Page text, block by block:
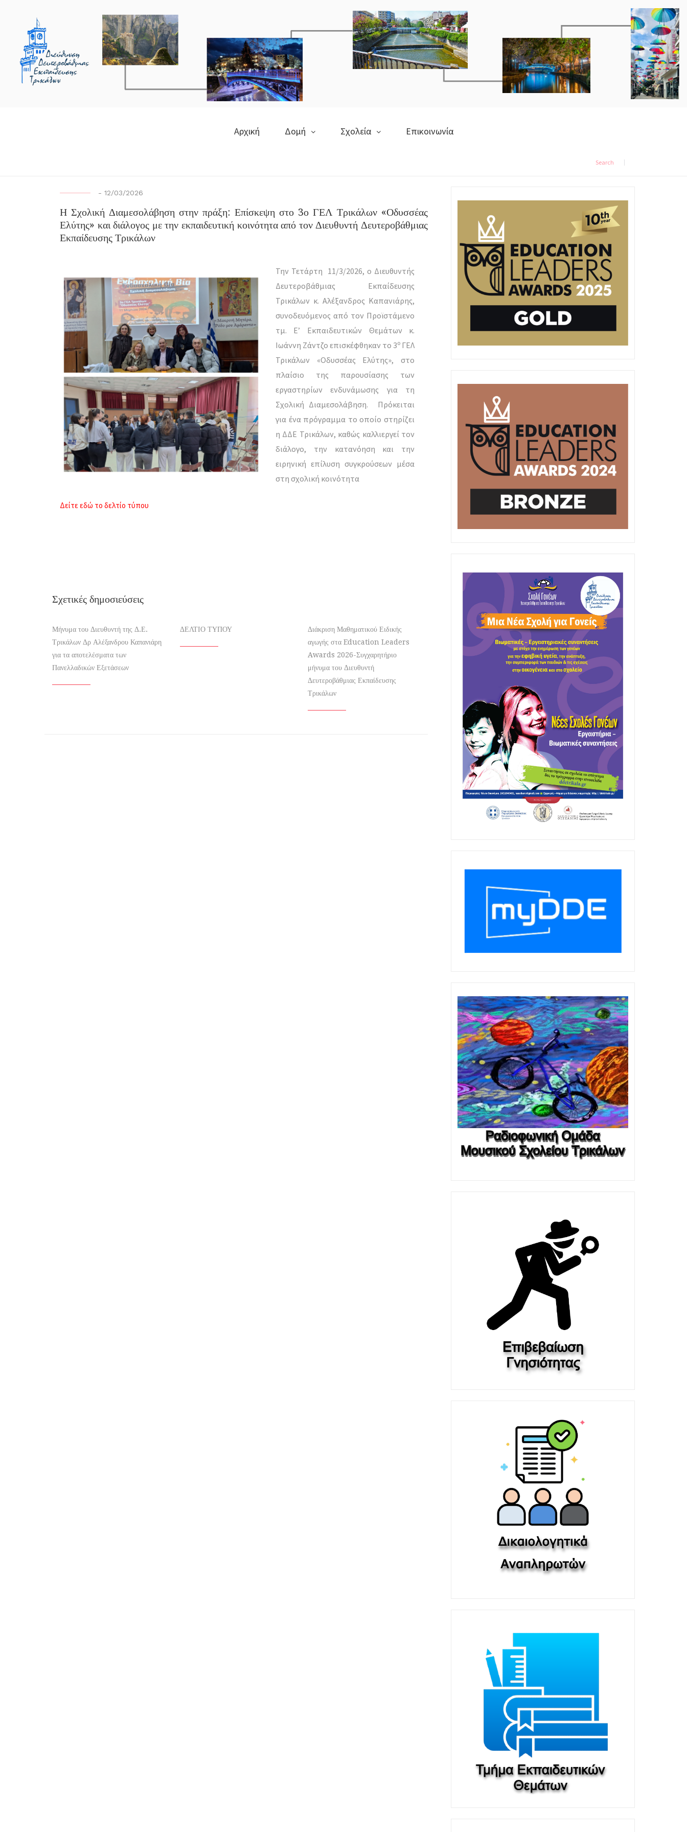
Αρχική Δομή Σχολεία Επικοινωνία
Search
- 12/03/2026
Η Σχολική Διαμεσολάβηση στην πράξη: Επίσκεψη στο 3ο ΓΕΛ Τρικάλων «Οδυσσέας
Ελύτης» και διάλογος με την εκπαιδευτική κοινότητα από τον Διευθυντή Δευτεροβάθμιας
Εκπαίδευσης Τρικάλων
Την Τετάρτη 11/3/2026, ο Διευθυντής
Δευτεροβάθμιας Εκπαίδευσης
Τρικάλων κ. Αλέξανδρος Καπανιάρης,
συνοδευόμενος από τον Προϊστάμενο
τμ. Ε’ Εκπαιδευτικών Θεμάτων κ.
Ιωάννη Ζάντζο επισκέφθηκαν το 3ο ΓΕΛ
Τρικάλων «Οδυσσέας Ελύτης», στο
πλαίσιο της παρουσίασης των
εργαστηρίων ενδυνάμωσης για τη
Σχολική Διαμεσολάβηση. Πρόκειται
για ένα πρόγραμμα το οποίο στηρίζει
η ΔΔΕ Τρικάλων, καθώς καλλιεργεί τον
διάλογο, την κατανόηση και την
ειρηνική επίλυση συγκρούσεων μέσα
στη σχολική κοινότητα
Δείτε εδώ το δελτίο τύπου
Σχετικές δημοσιεύσεις
Μήνυμα του Διευθυντή της Δ.Ε.
Τρικάλων Δρ Αλέξανδρου Καπανιάρη
για τα αποτελέσματα των
Πανελλαδικών Εξετάσεων
ΔΕΛΤΙΟ ΤΥΠΟΥ
Διάκριση Μαθηματικού Ειδικής
αγωγής στα Education Leaders
Awards 2026-Συγχαρητήριο
μήνυμα του Διευθυντή
Δευτεροβάθμιας Εκπαίδευσης
Τρικάλων